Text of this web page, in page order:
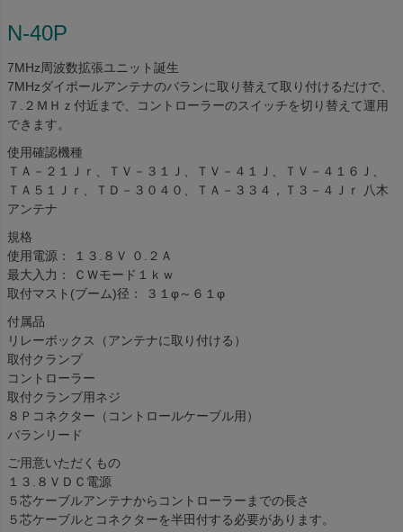
N-40P
7MHz周波数拡張ユニット誕生
7MHzダイポールアンテナのバランに取り替えて取り付けるだけで、
７.２ＭＨｚ付近まで、コントローラーのスイッチを切り替えて運用
できます。
使用確認機種
ＴＡ－２１Ｊｒ、ＴＶ－３１Ｊ、ＴＶ－４１Ｊ、ＴＶ－４１６Ｊ、
ＴＡ５１Ｊｒ、ＴＤ－３０４０、ＴＡ－３３４，Ｔ３－４Ｊｒ 八木
アンテナ
規格
使用電源： １３.８Ｖ ０.２Ａ
最大入力： ＣＷモード１ｋｗ
取付マスト(ブーム)径： ３１φ～６１φ
付属品
リレーボックス（アンテナに取り付ける）
取付クランプ
コントローラー
取付クランプ用ネジ
８Ｐコネクター（コントロールケーブル用）
バランリード
ご用意いただくもの
１３.８ＶＤＣ電源
５芯ケーブルアンテナからコントローラーまでの長さ
５芯ケーブルとコネクターを半田付する必要があります。